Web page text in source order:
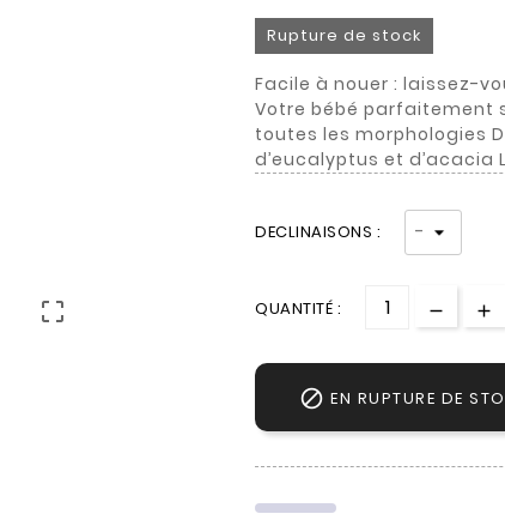

Rupture de stock
Facile à nouer : laissez-
Votre bébé parfaitement
toutes les morphologies
d’eucalyptus et d’acacia
DECLINAISONS :
QUANTITÉ :
 EN RUPTURE DE